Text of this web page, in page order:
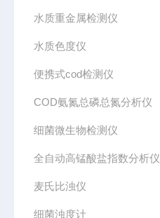
水质重金属检测仪
水质色度仪
便携式cod检测仪
COD氨氮总磷总氮分析仪
细菌微生物检测仪
全自动高锰酸盐指数分析仪
麦氏比浊仪
细菌浊度计